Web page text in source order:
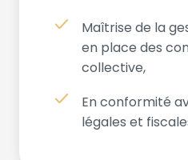
Maîtrise de la
en place des
collective,
En conformité
légales et